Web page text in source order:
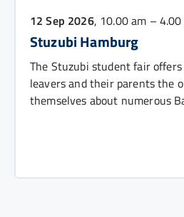
12 Sep 2026, 10.00 am –
Stuzubi Hamburg
The Stuzubi student fair offers
leavers and their parents the
themselves about numerous